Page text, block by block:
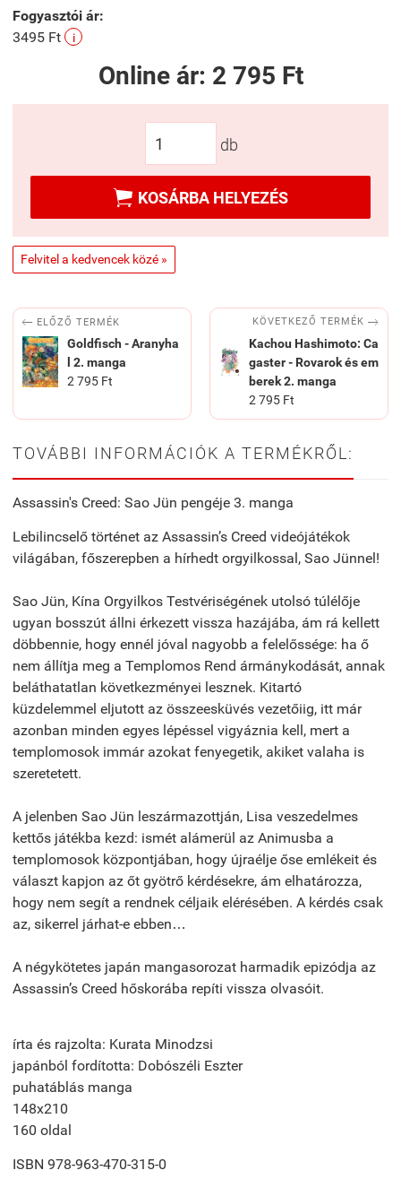
Fogyasztói ár:
3495 Ft
i
Online ár: 2 795 Ft
db
 KOSÁRBA HELYEZÉS
Felvitel a kedvencek közé »
 ELŐZŐ TERMÉK
Goldfisch - Aranyha
l 2. manga
2 795 Ft
KÖVETKEZŐ TERMÉK 
Kachou Hashimoto: Ca
gaster - Rovarok és em
berek 2. manga
2 795 Ft
TOVÁBBI INFORMÁCIÓK A TERMÉKRŐL:
Assassin's Creed: Sao Jün pengéje 3. manga
Lebilincselő történet az Assassin’s Creed videójátékok
világában, főszerepben a hírhedt orgyilkossal, Sao Jünnel!
Sao Jün, Kína Orgyilkos Testvériségének utolsó túlélője
ugyan bosszút állni érkezett vissza hazájába, ám rá kellett
döbbennie, hogy ennél jóval nagyobb a felelőssége: ha ő
nem állítja meg a Templomos Rend ármánykodását, annak
beláthatatlan következményei lesznek. Kitartó
küzdelemmel eljutott az összeesküvés vezetőiig, itt már
azonban minden egyes lépéssel vigyáznia kell, mert a
templomosok immár azokat fenyegetik, akiket valaha is
szeretetett.
A jelenben Sao Jün leszármazottján, Lisa veszedelmes
kettős játékba kezd: ismét alámerül az Animusba a
templomosok központjában, hogy újraélje őse emlékeit és
választ kapjon az őt gyötrő kérdésekre, ám elhatározza,
hogy nem segít a rendnek céljaik elérésében. A kérdés csak
az, sikerrel járhat-e ebben…
A négykötetes japán mangasorozat harmadik epizódja az
Assassin’s Creed hőskorába repíti vissza olvasóit.
írta és rajzolta: Kurata Minodzsi
japánból fordította: Dobószéli Eszter
puhatáblás manga
148x210
160 oldal
ISBN 978-963-470-315-0